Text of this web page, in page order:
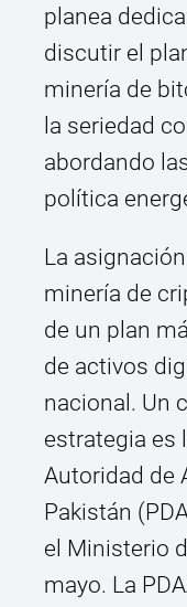
planea
discutir el
minería de
la seriedad
abordando
política
La
minería de
de un plan
de activos
nacional. Un
estrategia es
Autoridad de
Pakistán
el Ministerio
mayo. La